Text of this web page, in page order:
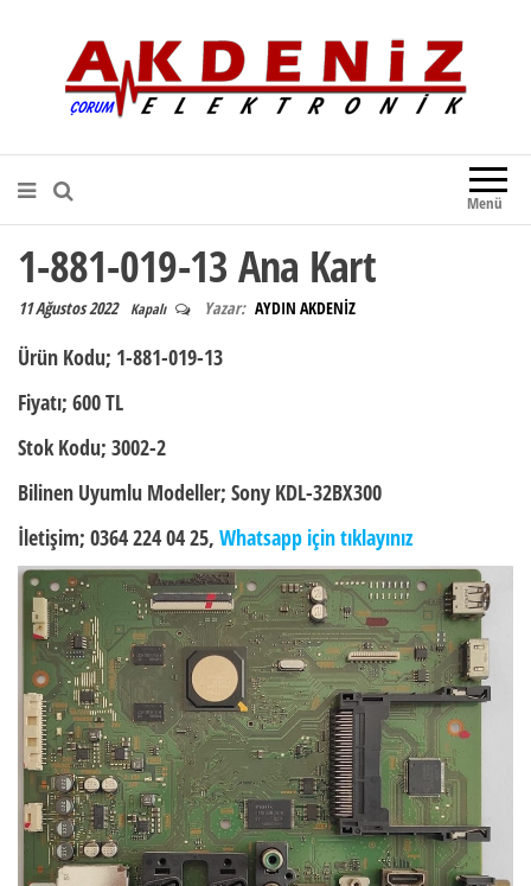
Akdeniz Elektronik
Teknik Destek, Kaliteli Hizmet |
Çorum Elektronik Firması
Menü
1-881-019-13 Ana Kart
11 Ağustos 2022 Kapalı Yazar: AYDIN AKDENİZ
Ürün Kodu; 1-881-019-13
Fiyatı; 600 TL
Stok Kodu; 3002-2
Bilinen Uyumlu Modeller; Sony KDL-32BX300
İletişim; 0364 224 04 25, Whatsapp için tıklayınız